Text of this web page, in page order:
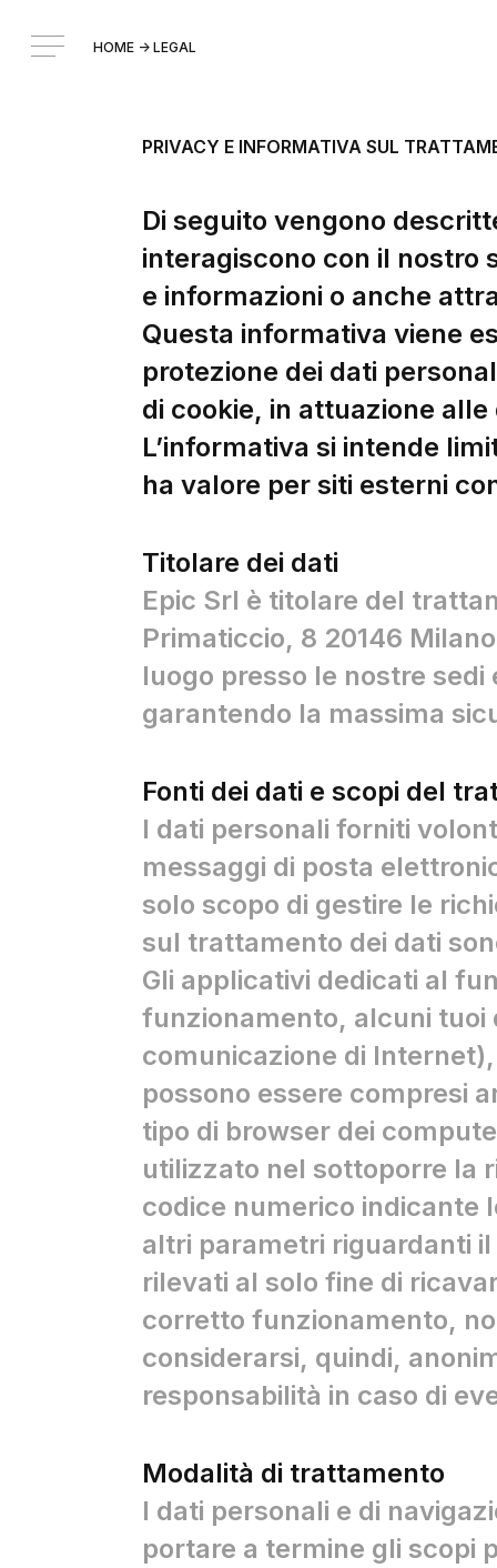
HOME -> LEGAL
PRIVACY E INFORMATIVA SUL
Di seguito vengono
interagiscono con il nostro
e informazioni o anche
Questa informativa viene
protezione dei dati
di cookie, in attuazione
L’informativa si intende
ha valore per siti esterni
Titolare dei dati
Epic Srl è titolare del
Primaticcio, 8 20146
luogo presso le nostre
garantendo la massima
Fonti dei dati e scopi del
I dati personali forniti
messaggi di posta
solo scopo di gestire le
sul trattamento dei dati
Gli applicativi dedicati al
funzionamento, alcuni tuoi
comunicazione di
possono essere compresi
tipo di browser dei
utilizzato nel sottoporre la
codice numerico indicante
altri parametri riguardanti
rilevati al solo fine di
corretto funzionamento,
considerarsi, quindi,
responsabilità in caso di
Modalità di trattamento
I dati personali e di
portare a termine gli scopi